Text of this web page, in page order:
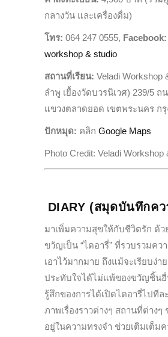
กลางวัน และเครื่องดื่ม)
โทร: 064 247 0555, Facebook:
workshop & studio
สถานที่เรียน: Veladi Workshop
ลำพู เยื้องวัดบวรนิเวศ) 239/5 ถ
แขวงตลาดยอด เขตพระนคร กรุ
ปักหมุด: คลิก Google Maps
Photo Credit: Veladi Workshop
DIARY (สมุดบันทึกคว
มาเพิ่มความสุขให้กับชีวิตรัก ด้ว
ขวัญเป็น “ไดอารี่” ที่รวบรวมคว
เอาไว้มากมาย ถึงแม้จะเรียบง่า
ประทับใจได้ไม่แพ้ของขวัญชิ้นอื่
รู้สึกของการได้เปิดไดอารี่ไปทีล
ภาพเรื่องราวต่างๆ สถานที่ต่างๆ
อยู่ในความทรงจำ ช่วยเติมเต็ม